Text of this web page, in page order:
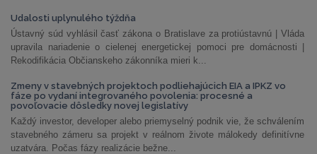
Udalosti uplynulého týždňa
Ústavný súd vyhlásil časť zákona o Bratislave za protiústavnú | Vláda
upravila nariadenie o cielenej energetickej pomoci pre domácnosti |
Rekodifikácia Občianskeho zákonníka mieri k...
Zmeny v stavebných projektoch podliehajúcich EIA a IPKZ vo
fáze po vydaní integrovaného povolenia: procesné a
povoľovacie dôsledky novej legislatívy
Každý investor, developer alebo priemyselný podnik vie, že schválením
stavebného zámeru sa projekt v reálnom živote málokedy definitívne
uzatvára. Počas fázy realizácie bežne...